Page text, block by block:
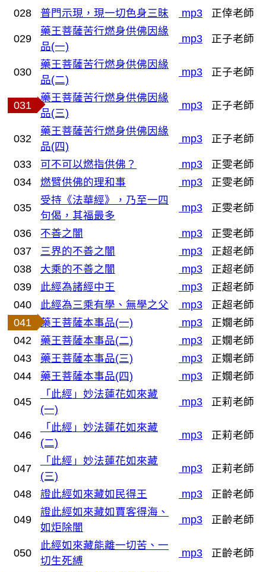
028
普門示現，現一切色身三昧 mp3 正倖老師
029
藥王菩薩苦行燃身供佛因緣
品(一)
mp3 正子老師
030
藥王菩薩苦行燃身供佛因緣
品(二)
mp3 正子老師
031
藥王菩薩苦行燃身供佛因緣
品(三)
mp3 正子老師
032
藥王菩薩苦行燃身供佛因緣
品(四)
mp3 正子老師
033 可不可以燃指供佛？ mp3
正雯老師
034
燃臂供佛的理和事 mp3 正雯老師
035
受持《法華經》，乃至一四
句偈，其福最多
mp3 正雯老師
036 不善之闇 mp3
正雯老師
037
三界的不善之闇 mp3
正超老師
038
大乘的不善之闇 mp3
正超老師
039
此經為諸經中王 mp3
正超老師
040
此經為三乘有學、無學之父 mp3
正超老師
041
藥王菩薩本事品(一) mp3
正嫺老師
042
藥王菩薩本事品(二) mp3
正嫺老師
043
藥王菩薩本事品(三) mp3
正嫺老師
044
藥王菩薩本事品(四) mp3 正嫺老師
045
「此經」妙法蓮花如來藏
(一)
mp3 正莉老師
046
「此經」妙法蓮花如來藏
(二)
mp3 正莉老師
047
「此經」妙法蓮花如來藏
(三)
mp3 正莉老師
048 證此經如來藏如民得王 mp3 正齡老師
049
證此經如來藏如賈客得海、
如炬除闇
mp3 正齡老師
050
此經如來藏能離一切苦、一
切生死縛
mp3 正齡老師